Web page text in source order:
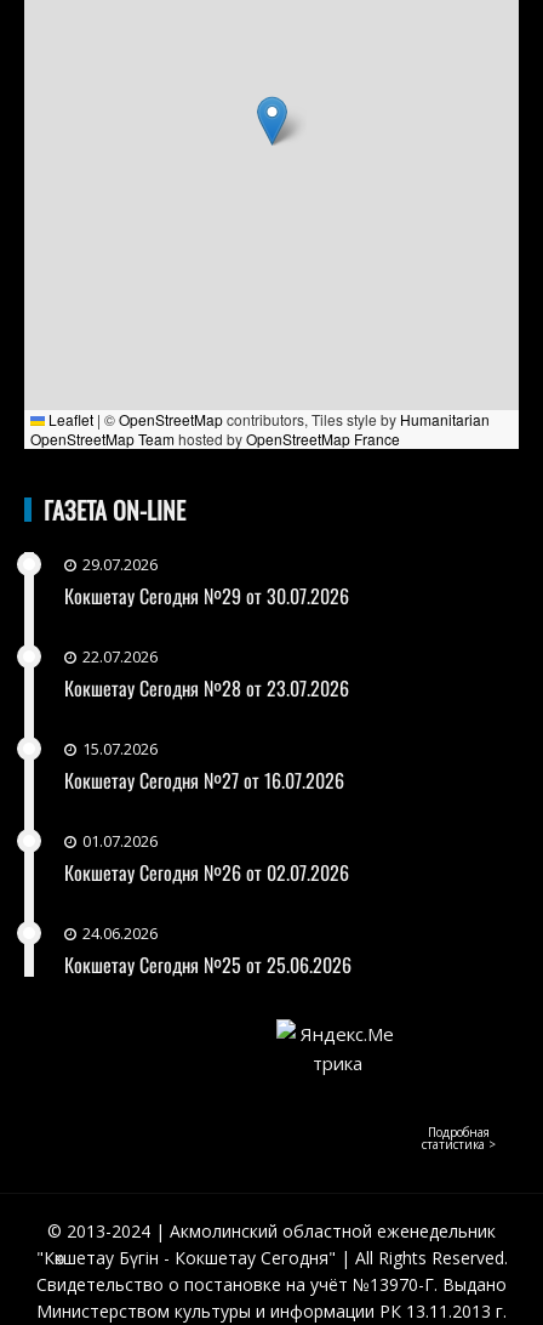
Leaflet | ©OpenStreetMapcontributors, Tiles style by Humanitarian
OpenStreetMap Teamhosted byOpenStreetMap France
ГАЗЕТА ON-LINE
29.07.2026
Кокшетау Сегодня №29 от 30.07.2026
22.07.2026
Кокшетау Сегодня №28 от 23.07.2026
15.07.2026
Кокшетау Сегодня №27 от 16.07.2026
01.07.2026
Кокшетау Сегодня №26 от 02.07.2026
24.06.2026
Кокшетау Сегодня №25 от 25.06.2026
Подробная
статистика >
© 2013-2024 | Акмолинский областной еженедельник
"Көкшетау Бүгін - Кокшетау Сегодня" | All Rights Reserved.
Свидетельство о постановке на учёт №13970-Г. Выдано
Министерством культуры и информации РК 13.11.2013 г.